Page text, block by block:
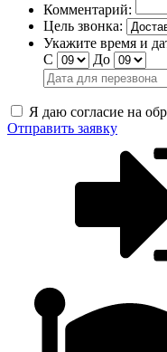
Комментарий:
Цель звонка:
Укажите время и
С
До
Я даю согласие на
Отправить заявку